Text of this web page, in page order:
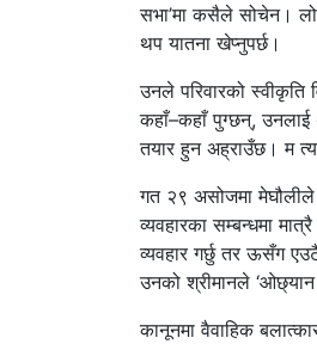
सभा’मा कसैले सोचेन।
थप यातना खेप्नुपर्छ।
उनले परिवारको स्वीकृति
कहाँ–कहाँ पुग्छन्,
तयार हुन अह्राउँछ। म
गत २९ असोजमा मेघौलीले
व्यवहारका सम्बन्धमा
व्यवहार गर्छु तर ऊसँग
उनको श्रीमानले ‘ओछ्यान
कानूनमा वैवाहिक